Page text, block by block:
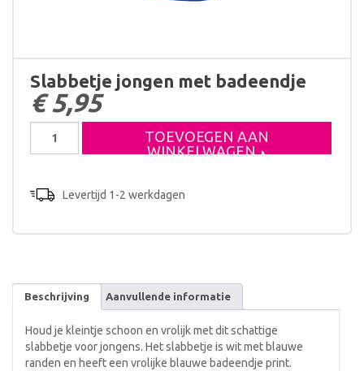
Slabbetje jongen met badeendje
€5,95
jongen
aantal
TOEVOEGEN AAN
WINKELWAGEN
Levertijd 1-2 werkdagen
Beschrijving Aanvullende informatie
Houd je kleintje schoon en vrolijk met dit schattige
slabbetje voor jongens. Het slabbetje is wit met blauwe
randen en heeft een vrolijke blauwe badeendje print.